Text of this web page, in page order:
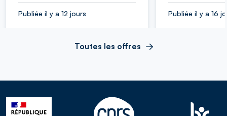
Publiée il y a 12 jours Publiée il y a 16
Toutes les offres